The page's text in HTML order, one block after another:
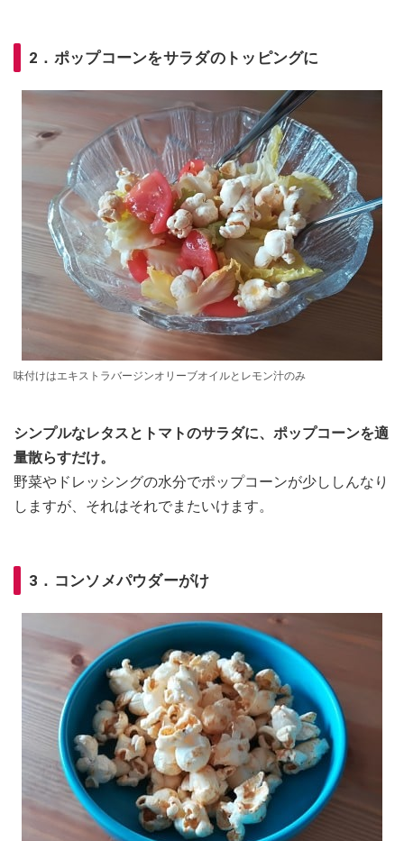
2．ポップコーンをサラダのトッピングに
味付けはエキストラバージンオリーブオイルとレモン汁のみ
シンプルなレタスとトマトのサラダに、ポップコーンを適
量散らすだけ。
野菜やドレッシングの水分でポップコーンが少ししんなり
しますが、それはそれでまたいけます。
3．コンソメパウダーがけ